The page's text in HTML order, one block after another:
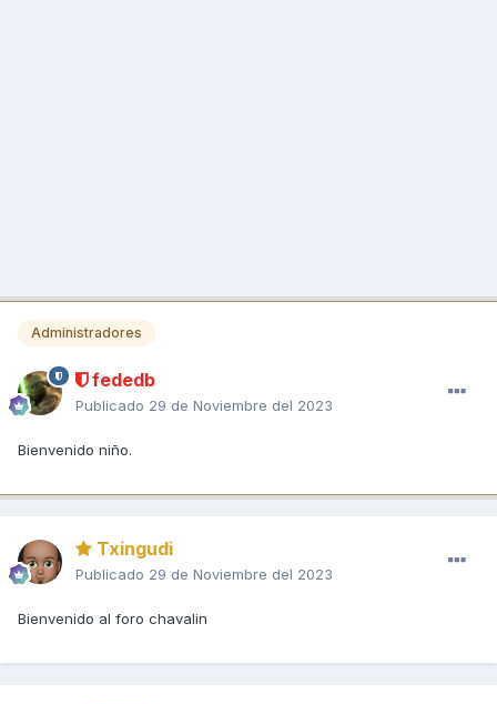
Administradores
fededb
Publicado 29 de Noviembre del 2023
Bienvenido niño.
Txingudi
Publicado 29 de Noviembre del 2023
Bienvenido al foro chavalin